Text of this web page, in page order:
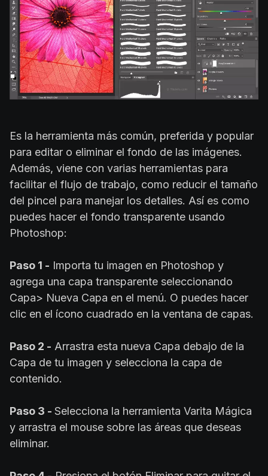
Es la herramienta más común, preferida y popular
para editar o eliminar el fondo de las imágenes.
Además, viene con varias herramientas para
facilitar el flujo de trabajo, como reducir el tamaño
del pincel para manejar los detalles. Así es como
puedes hacer el fondo transparente usando
Photoshop:
Paso 1 - Importa tu imagen en Photoshop y
agrega una capa transparente seleccionando
Capa> Nueva Capa en el menú. O puedes hacer
clic en el ícono cuadrado en la ventana de capas.
Paso 2 - Arrastra esta nueva Capa debajo de la
Capa de tu imagen y selecciona la capa de
contenido.
Paso 3 - Selecciona la herramienta Varita Mágica
y arrastra el mouse sobre las áreas que deseas
eliminar.